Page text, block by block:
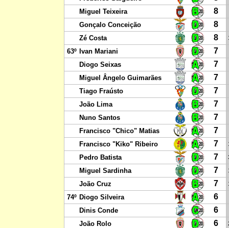
Miguel Teixeira 8
Gonçalo Conceição 8
Zé Costa 8
63º Ivan Mariani 7
Diogo Seixas 7
Miguel Ângelo Guimarães 7
Tiago Fraústo 7
João Lima 7
Nuno Santos 7
Francisco "Chico" Matias 7
Francisco "Kiko" Ribeiro 7
Pedro Batista 7
Miguel Sardinha 7
João Cruz 7
74º Diogo Silveira 6
Dinis Conde 6
João Rolo 6